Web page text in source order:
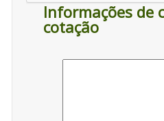
Informações de
cotação